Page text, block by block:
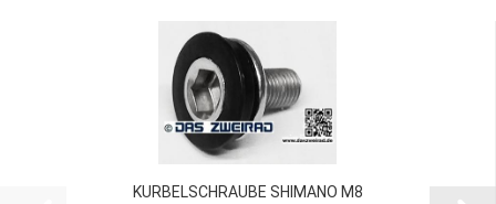
KURBELSCHRAUBE SHIMANO M8